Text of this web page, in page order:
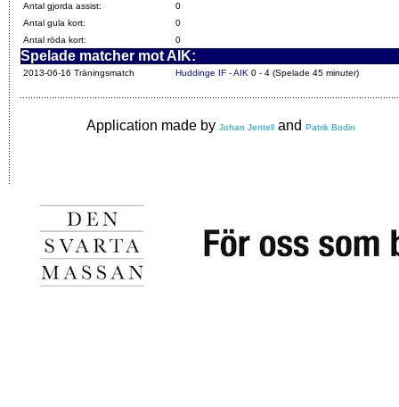
Antal gjorda assist:
0
Antal gula kort:
0
Antal röda kort:
0
Spelade matcher mot AIK:
2013-06-16 Träningsmatch Huddinge IF - AIK 0 - 4 (Spelade 45 minuter)
Application made by Johan Jentell and Patrik Bodin